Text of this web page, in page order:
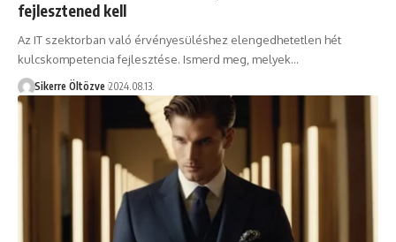
fejlesztened kell
Az IT szektorban való érvényesüléshez elengedhetetlen hét
kulcskompetencia fejlesztése. Ismerd meg, melyek…
Sikerre Öltözve 2024.08.13.